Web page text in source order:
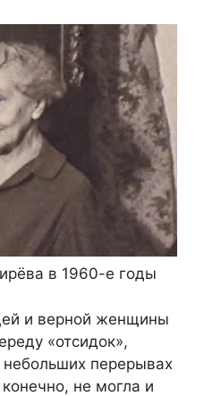
в 1960-е годы
и верной женщины
«отсидок»,
перерывах
не могла и